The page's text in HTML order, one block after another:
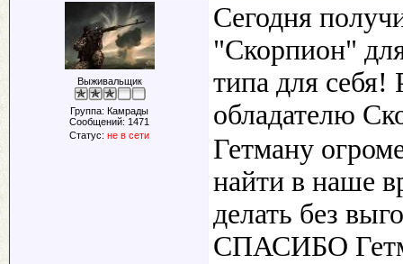
Выживальщик
Группа: Камрады
Сообщений: 1471
Статус: не в сети
Сегодня
"Скорпион"
типа для себя!
обладателю
Гетману
найти в наше
делать без
СПАСИБО